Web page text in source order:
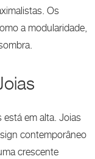
Os
a modularidade,
em alta. Joias
contemporâneo
crescente